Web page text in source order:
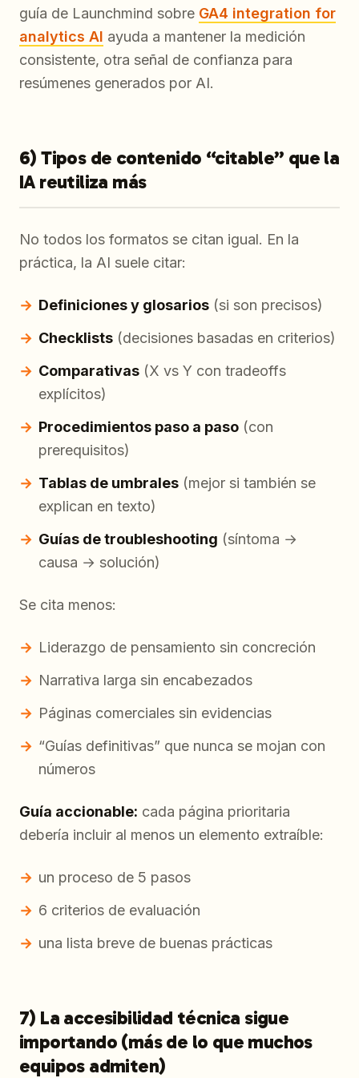
guía de Launchmind sobre GA4 integration for
analytics AI ayuda a mantener la medición
consistente, otra señal de confianza para
resúmenes generados por AI.
6) Tipos de contenido “citable” que la
IA reutiliza más
No todos los formatos se citan igual. En la
práctica, la AI suele citar:
Definiciones y glosarios (si son precisos)
Checklists (decisiones basadas en criterios)
Comparativas (X vs Y con tradeoffs
explícitos)
Procedimientos paso a paso (con
prerequisitos)
Tablas de umbrales (mejor si también se
explican en texto)
Guías de troubleshooting (síntoma →
causa → solución)
Se cita menos:
Liderazgo de pensamiento sin concreción
Narrativa larga sin encabezados
Páginas comerciales sin evidencias
“Guías definitivas” que nunca se mojan con
números
Guía accionable: cada página prioritaria
debería incluir al menos un elemento extraíble:
un proceso de 5 pasos
6 criterios de evaluación
una lista breve de buenas prácticas
7) La accesibilidad técnica sigue
importando (más de lo que muchos
equipos admiten)